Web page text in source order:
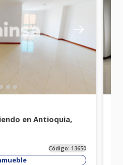
en Antioquia,
Código: 13650